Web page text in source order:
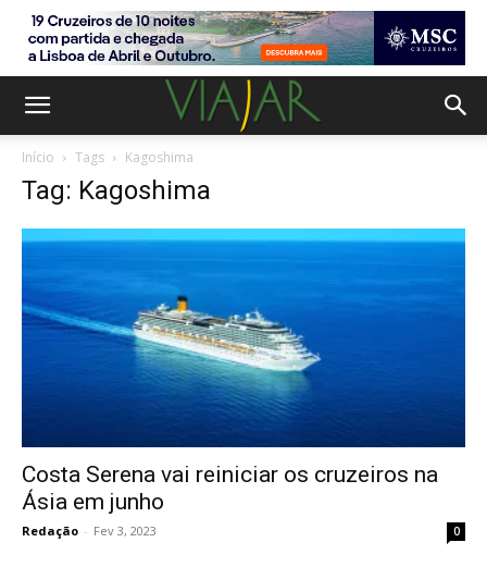
Início Tags Kagoshima
Tag: Kagoshima
Costa Serena vai reiniciar os cruzeiros na
Ásia em junho
Redação - Fev 3, 2023 0